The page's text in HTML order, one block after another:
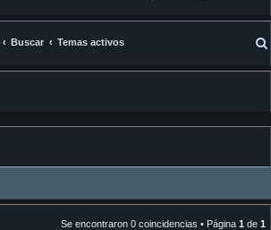
Buscar Temas activos
Se encontraron 0 coincidencias • Página 1 de 1